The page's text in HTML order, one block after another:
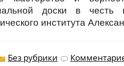
доски в честь
института
Без рубрики